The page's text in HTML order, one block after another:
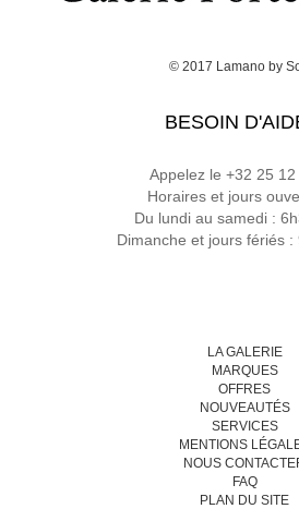
© 2017 Lamano by
BESOIN
Appelez le +32 25 12
Horaires et jours
Du lundi au samedi :
Dimanche et jours fériés :
LA GALERIE
MARQUES
OFFRES
NOUVEAUTÉS
SERVICES
MENTIONS
NOUS
FAQ
PLAN DU SITE